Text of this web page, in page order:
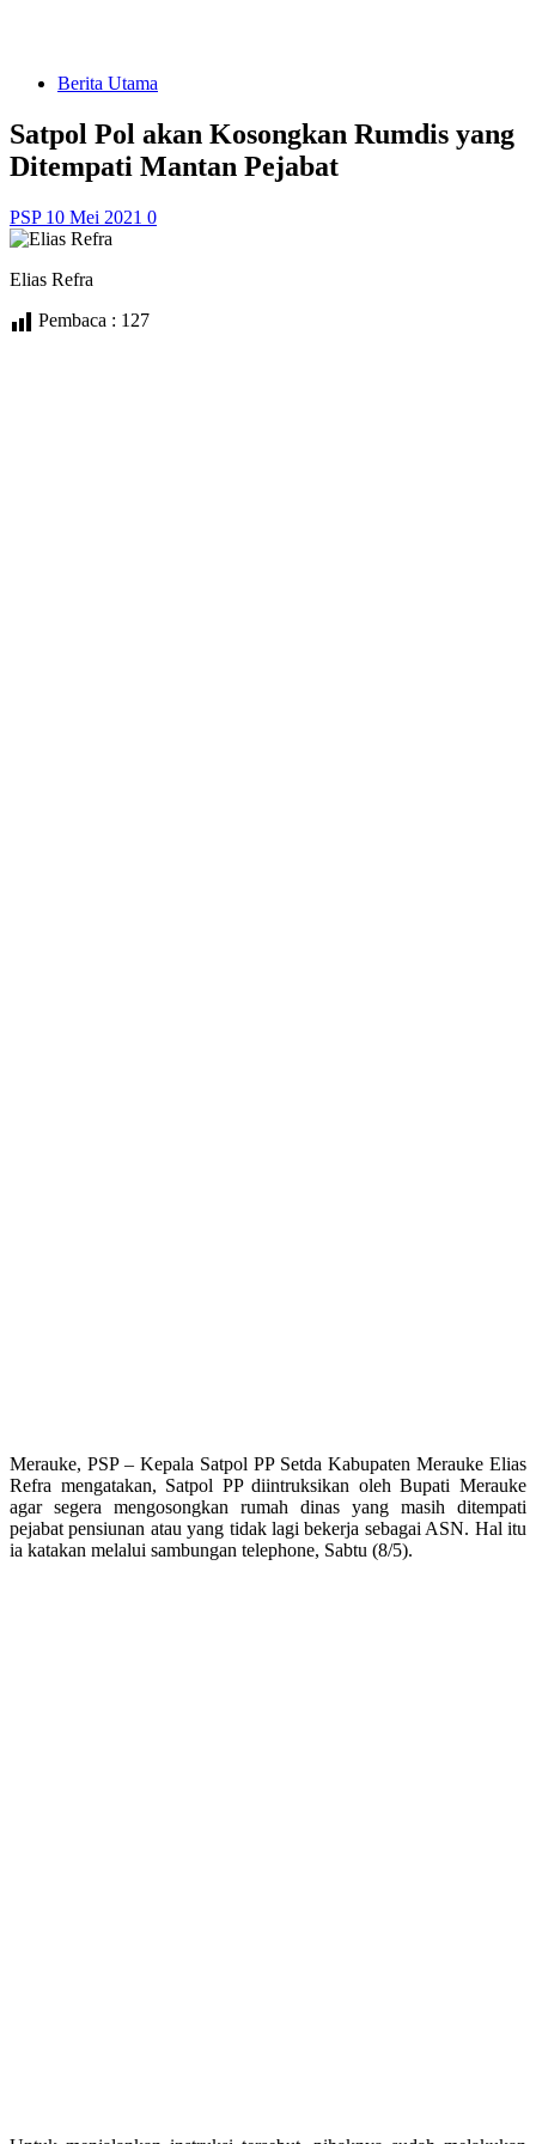
Berita Utama
Satpol Pol akan Kosongkan Rumdis yang
Ditempati Mantan Pejabat
PSP 10 Mei 2021 0
Elias Refra
Pembaca : 127
Merauke, PSP – Kepala Satpol PP Setda Kabupaten Merauke Elias
Refra mengatakan, Satpol PP diintruksikan oleh Bupati Merauke
agar segera mengosongkan rumah dinas yang masih ditempati
pejabat pensiunan atau yang tidak lagi bekerja sebagai ASN. Hal itu
ia katakan melalui sambungan telephone, Sabtu (8/5).